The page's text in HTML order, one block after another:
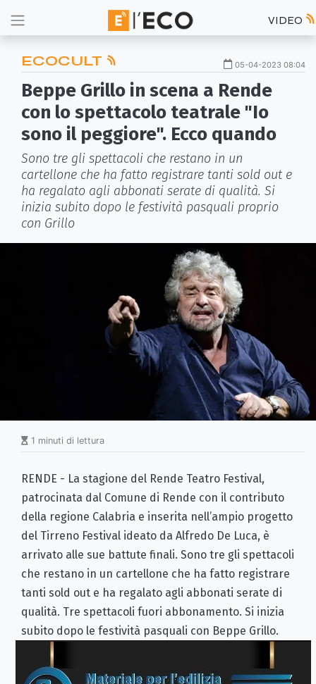
VIDEO
ECOCULT 05-04-2023 08:04
Beppe Grillo in scena a Rende
con lo spettacolo teatrale "Io
sono il peggiore". Ecco quando
Sono tre gli spettacoli che restano in un
cartellone che ha fatto registrare tanti sold out e
ha regalato agli abbonati serate di qualità. Si
inizia subito dopo le festività pasquali proprio
con Grillo
1 minuti di lettura
RENDE - La stagione del Rende Teatro Festival,
patrocinata dal Comune di Rende con il contributo
della regione Calabria e inserita nell’ampio progetto
del Tirreno Festival ideato da Alfredo De Luca, è
arrivato alle sue battute finali. Sono tre gli spettacoli
che restano in un cartellone che ha fatto registrare
tanti sold out e ha regalato agli abbonati serate di
qualità. Tre spettacoli fuori abbonamento. Si inizia
subito dopo le festività pasquali con Beppe Grillo.